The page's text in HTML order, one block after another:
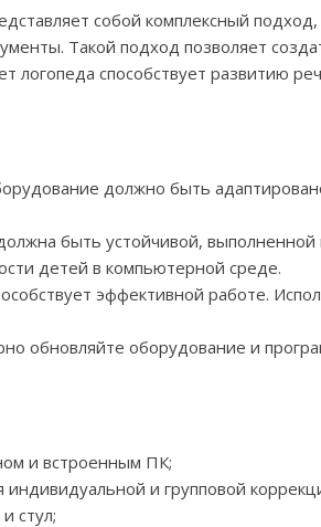
собой комплексный
Такой подход позволяет
логопеда способствует развитию
должно быть
быть устойчивой, выполненной
детей в компьютерной среде.
эффективной работе.
обновляйте оборудование и
и встроенным ПК;
и групповой
стул;